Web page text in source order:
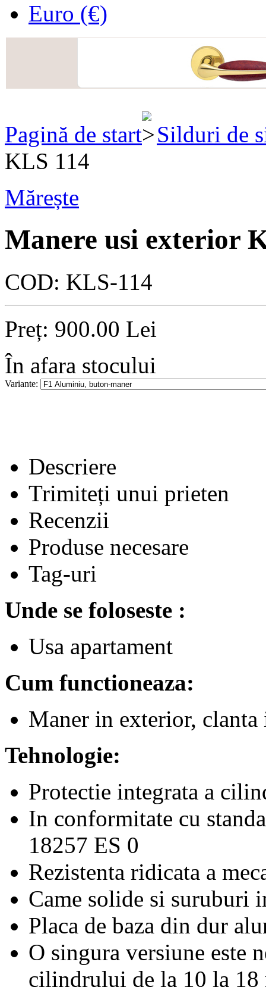
Euro (€)
Pagină de start
Silduri de
KLS 114
Mărește
Manere usi exterior
COD: KLS-114
Preț: 900.00 Lei
În afara stocului
Variante:
Descriere
Trimiteți unui prieten
Recenzii
Produse necesare
Tag-uri
Unde se foloseste :
Usa apartament
Cum functioneaza:
Maner in exterior,
Tehnologie:
Protectie integrata a
In conformitate cu
18257 ES 0
Rezistenta ridicata a
Came solide si suruburi
Placa de baza din dur
O singura versiune este
cilindrului de la 10 la 18